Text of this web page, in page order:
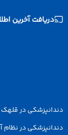
دریافت آخرین
در قلهک
در نظام آباد